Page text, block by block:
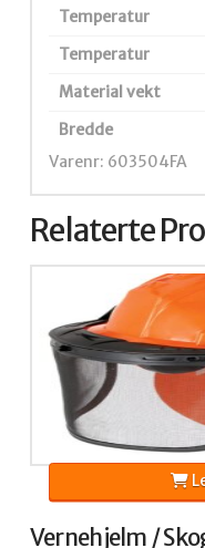
Temperatur
Temperatur
Material vekt
Bredde
Varenr: 603504FA
Relaterte
Vernehjelm /